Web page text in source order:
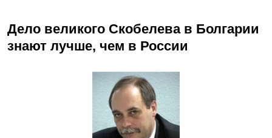
Дело великого Скобелева в Болгарии
знают лучше, чем в России